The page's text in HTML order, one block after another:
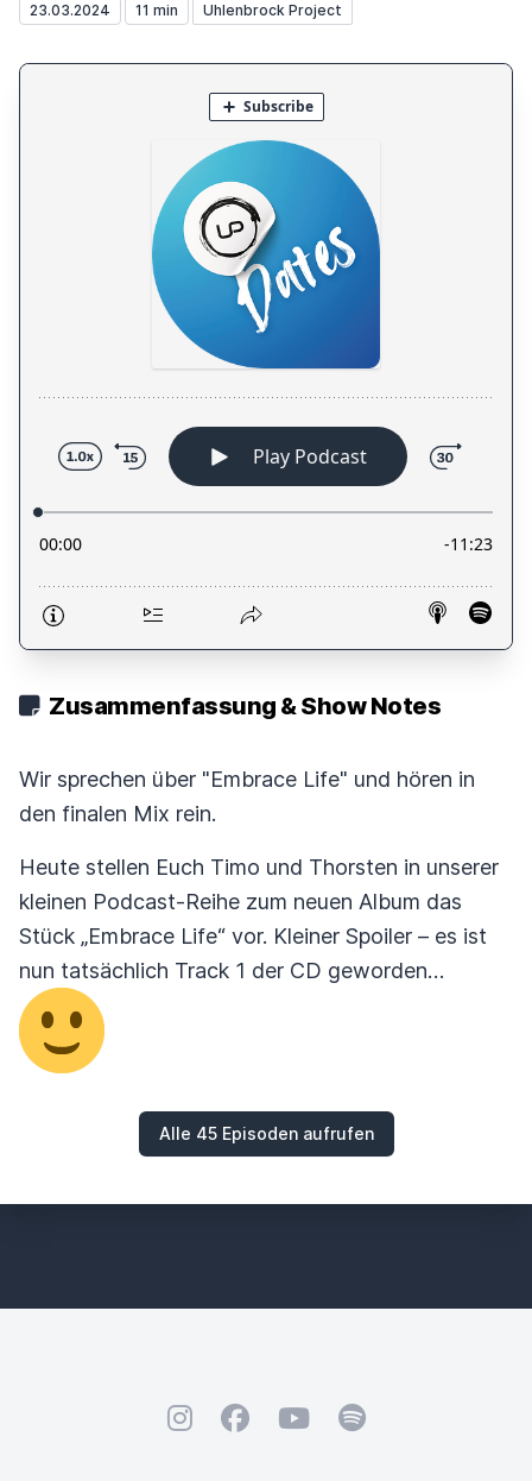
23.03.2024 11 min Uhlenbrock Project
Zusammenfassung & Show Notes
Wir sprechen über "Embrace Life" und hören in
den finalen Mix rein.
Heute stellen Euch Timo und Thorsten in unserer
kleinen Podcast-Reihe zum neuen Album das
Stück „Embrace Life“ vor. Kleiner Spoiler – es ist
nun tatsächlich Track 1 der CD geworden…
Alle 45 Episoden aufrufen
InstagramFacebookYouTubeSpotify